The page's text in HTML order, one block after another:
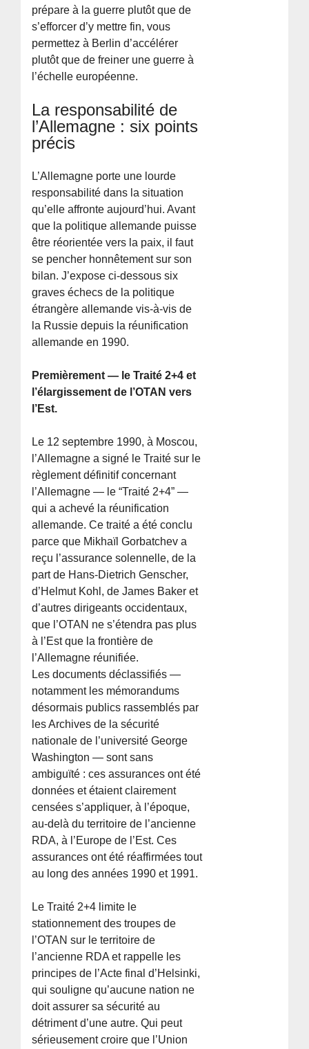
prépare à la guerre plutôt que de
s’efforcer d’y mettre fin, vous
permettez à Berlin d’accélérer
plutôt que de freiner une guerre à
l’échelle européenne.
La responsabilité de
l’Allemagne : six points
précis
L’Allemagne porte une lourde
responsabilité dans la situation
qu’elle affronte aujourd’hui. Avant
que la politique allemande puisse
être réorientée vers la paix, il faut
se pencher honnêtement sur son
bilan. J’expose ci-dessous six
graves échecs de la politique
étrangère allemande vis-à-vis de
la Russie depuis la réunification
allemande en 1990.
Premièrement — le Traité 2+4 et
l’élargissement de l’OTAN vers
l’Est.
Le 12 septembre 1990, à Moscou,
l’Allemagne a signé le Traité sur le
règlement définitif concernant
l’Allemagne — le “Traité 2+4” —
qui a achevé la réunification
allemande. Ce traité a été conclu
parce que Mikhaïl Gorbatchev a
reçu l’assurance solennelle, de la
part de Hans-Dietrich Genscher,
d’Helmut Kohl, de James Baker et
d’autres dirigeants occidentaux,
que l’OTAN ne s’étendra pas plus
à l’Est que la frontière de
l’Allemagne réunifiée.
Les documents déclassifiés —
notamment les mémorandums
désormais publics rassemblés par
les Archives de la sécurité
nationale de l’université George
Washington — sont sans
ambiguïté : ces assurances ont été
données et étaient clairement
censées s’appliquer, à l’époque,
au-delà du territoire de l’ancienne
RDA, à l’Europe de l’Est. Ces
assurances ont été réaffirmées tout
au long des années 1990 et 1991.
Le Traité 2+4 limite le
stationnement des troupes de
l’OTAN sur le territoire de
l’ancienne RDA et rappelle les
principes de l’Acte final d’Helsinki,
qui souligne qu’aucune nation ne
doit assurer sa sécurité au
détriment d’une autre. Qui peut
sérieusement croire que l’Union